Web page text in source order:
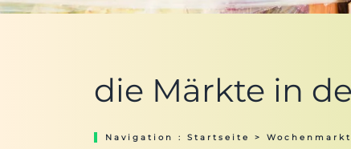
die Märkte in
Navigation : Startseite > Wochenmarkt